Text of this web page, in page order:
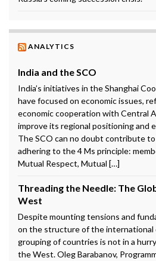
ANALYTICS
India and the SCO
India’s initiatives in the Shanghai
have focused on economic issues,
economic cooperation with Central
improve its regional positioning and
The SCO can no doubt contribute
adhering to the 4 Ms principle:
Mutual Respect, Mutual […]
Threading the Needle: The
West
Despite mounting tensions and
on the structure of the international
grouping of countries is not in a
the West. Oleg Barabanov,